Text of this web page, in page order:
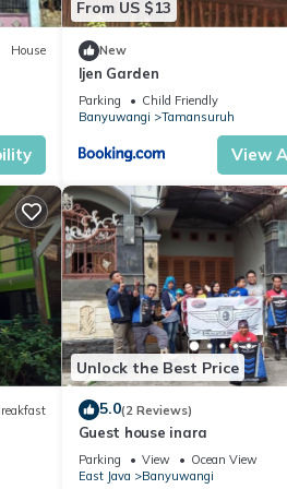
House
From US $13
New
Ijen Garden
Parking
Child Friendly
Banyuwangi
Tamansuruh
View
Unlock the Best Price
5.0(2 Reviews)
Guest house inara
Parking View
Ocean View
East Java
Banyuwangi